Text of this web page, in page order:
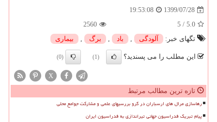
1399/07/28
19:53:08
5.0
/
5
2560
تگهای خبر:
آلودگی , باد , برگ , بیماری
این مطلب را می پسندید؟ (1)
(0)
X
تازه ترین مطالب مرتبط
رهاسازی مرال های ارسباران در گرو بررسیهای علمی و مشارکت جوامع محلی
پیام تبریک فدراسیون جهانی تیراندازی به فدراسیون ایران